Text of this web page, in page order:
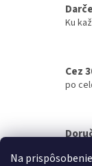
Na
Ku
Cez
po